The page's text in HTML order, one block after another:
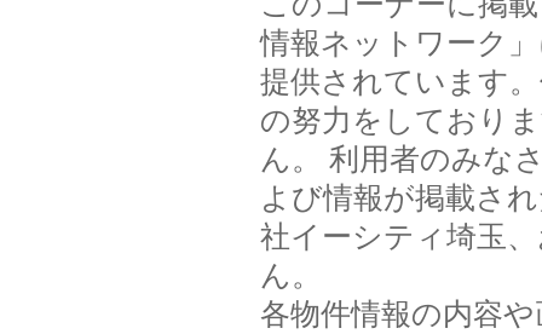
情報ネットワーク
提供されています
の努力をしており
ん。 利用者のみな
よび情報が掲載さ
社イーシティ埼玉
ん。
各物件情報の内容